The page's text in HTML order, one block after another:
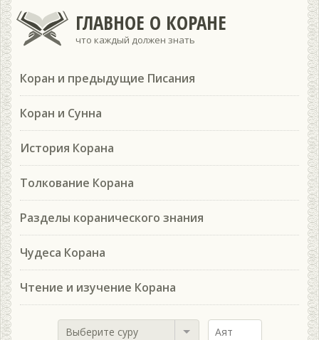
ГЛАВНОЕ О КОРАНЕ
что каждый должен знать
Коран и предыдущие Писания
Коран и Сунна
История Корана
Толкование Корана
Разделы коранического знания
Чудеса Корана
Чтение и изучение Корана
Выберите суру